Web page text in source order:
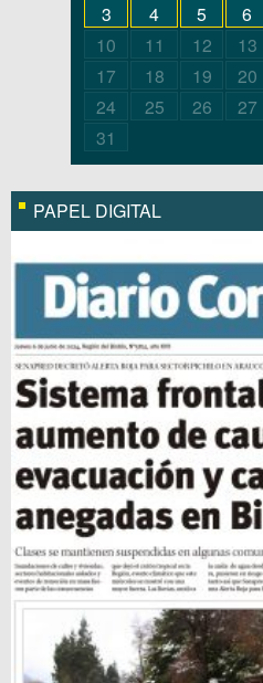
3
4 5 6
10
11 12 13
17
18 19 20
24
25 26 27
31
PAPEL DIGITAL